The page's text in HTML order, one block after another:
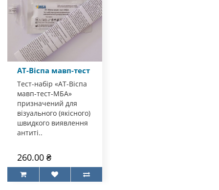
АТ-Віспа мавп-тест
Тест-набір «АТ-Віспа
мавп-тест-МБА»
призначений для
візуального (якісного)
швидкого виявлення
антиті..
260.00 ₴